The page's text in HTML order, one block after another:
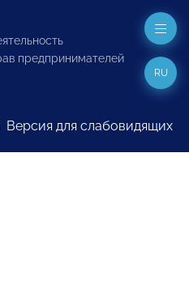
предпринимателей
Версия для слабовидящих
RU